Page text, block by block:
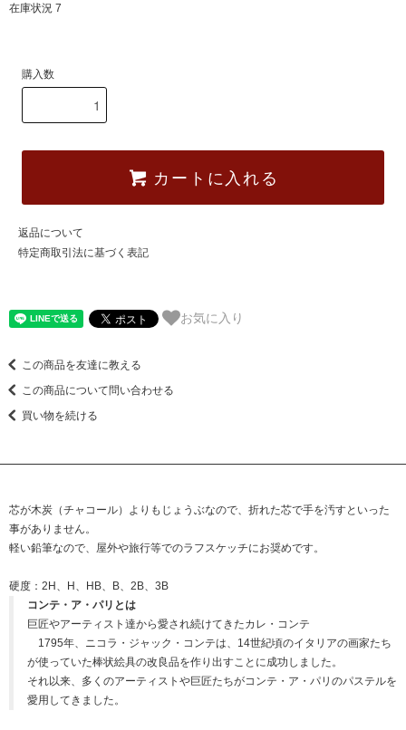
在庫状況 7
購入数
カートに入れる
返品について
特定商取引法に基づく表記
お気に入り
この商品を友達に教える
この商品について問い合わせる
買い物を続ける
芯が木炭（チャコール）よりもじょうぶなので、折れた芯で手を汚すといった
事がありません。
軽い鉛筆なので、屋外や旅行等でのラフスケッチにお奨めです。
硬度：2H、H、HB、B、2B、3B
コンテ・ア・パリとは
巨匠やアーティスト達から愛され続けてきたカレ・コンテ
1795年、ニコラ・ジャック・コンテは、14世紀頃のイタリアの画家たち
が使っていた棒状絵具の改良品を作り出すことに成功しました。
それ以来、多くのアーティストや巨匠たちがコンテ・ア・パリのパステルを
愛用してきました。